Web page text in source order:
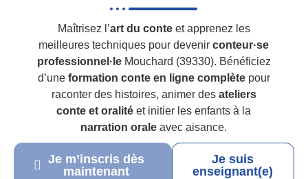
Maîtrisez l’art du conteet apprenez les
meilleures techniques pour devenirconteur·se
professionnel·leMouchard (39330). Bénéficiez
d’une formation conte en ligne complètepour
raconter des histoires, animer des ateliers
conte et oralité et initier les enfants à la
narration orale avec aisance.
Je m’inscris dès
maintenant
Je suis
enseignant(e)